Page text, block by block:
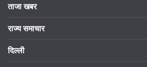
ताजा खबर
राज्य समाचार
दिल्ली